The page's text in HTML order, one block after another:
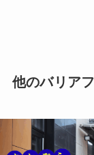
他のバリア